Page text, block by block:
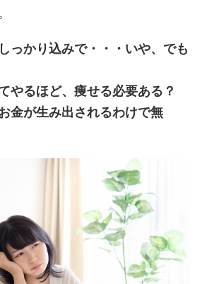
っかり込みで・・・いや、でも
やるほど、痩せる必要ある？
金が生み出されるわけで無